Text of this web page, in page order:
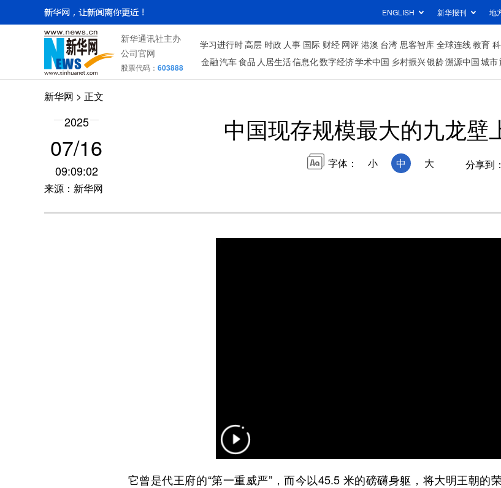
ENGLISH 新华报刊 地
新华通讯社主办
公司官网
股票代码： 603888
学习进行时高层 时政 人事 国际 财经 网评 港澳 台湾 思客智库 全球连线教育
金融汽车食品 人居生活信息化数字经济学术中国 乡村振兴银龄溯源中国城市
新华网 > 正文
2025
07/16
09:09:02
来源：新华网
中国现存规模最大的九龙壁
字体： 小 中 大 分享到：
它曾是代王府的“第一重威严”，而今以45.5 米的磅礴身躯，将大明王朝的